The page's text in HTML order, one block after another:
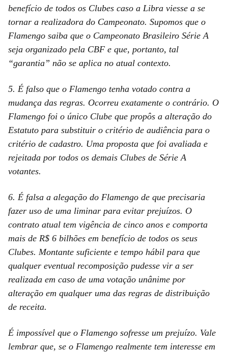
benefício de todos os Clubes caso a Libra viesse a se
tornar a realizadora do Campeonato. Supomos que o
Flamengo saiba que o Campeonato Brasileiro Série A
seja organizado pela CBF e que, portanto, tal
“garantia” não se aplica no atual contexto.
5. É falso que o Flamengo tenha votado contra a
mudança das regras. Ocorreu exatamente o contrário. O
Flamengo foi o único Clube que propôs a alteração do
Estatuto para substituir o critério de audiência para o
critério de cadastro. Uma proposta que foi avaliada e
rejeitada por todos os demais Clubes de Série A
votantes.
6. É falsa a alegação do Flamengo de que precisaria
fazer uso de uma liminar para evitar prejuízos. O
contrato atual tem vigência de cinco anos e comporta
mais de R$ 6 bilhões em benefício de todos os seus
Clubes. Montante suficiente e tempo hábil para que
qualquer eventual recomposição pudesse vir a ser
realizada em caso de uma votação unânime por
alteração em qualquer uma das regras de distribuição
de receita.
É impossível que o Flamengo sofresse um prejuízo. Vale
lembrar que, se o Flamengo realmente tem interesse em